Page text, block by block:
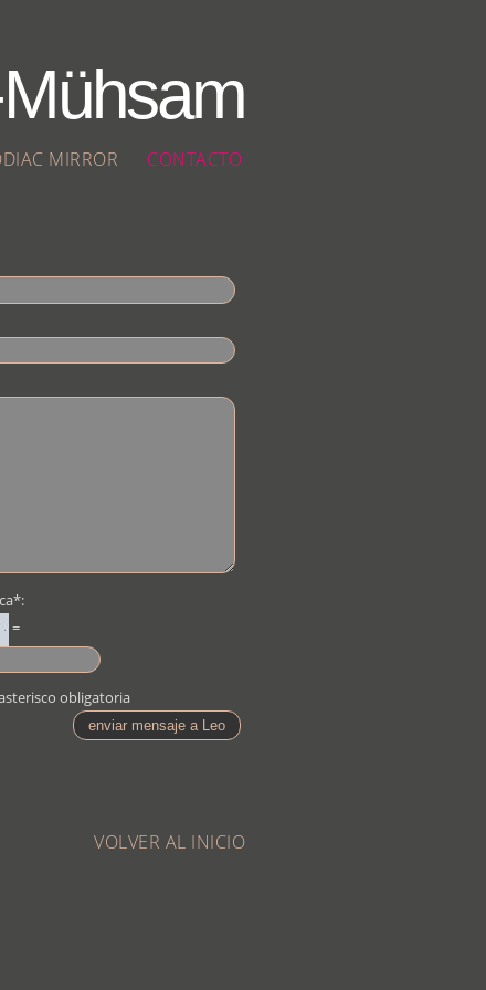
MIRROR CONTACTO
obligatoria
VOLVER AL INICIO